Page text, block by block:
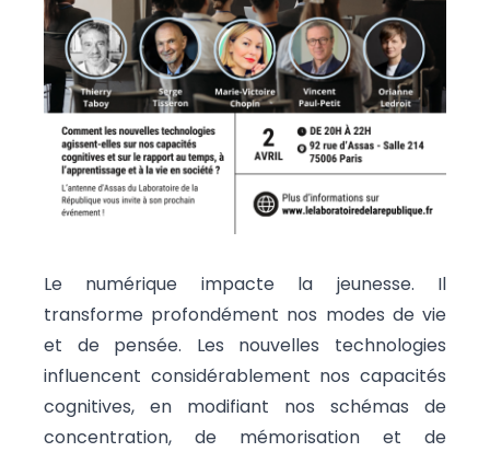
Le numérique impacte la jeunesse. Il
transforme profondément nos modes de vie
et de pensée. Les nouvelles technologies
influencent considérablement nos capacités
cognitives, en modifiant nos schémas de
concentration, de mémorisation et de